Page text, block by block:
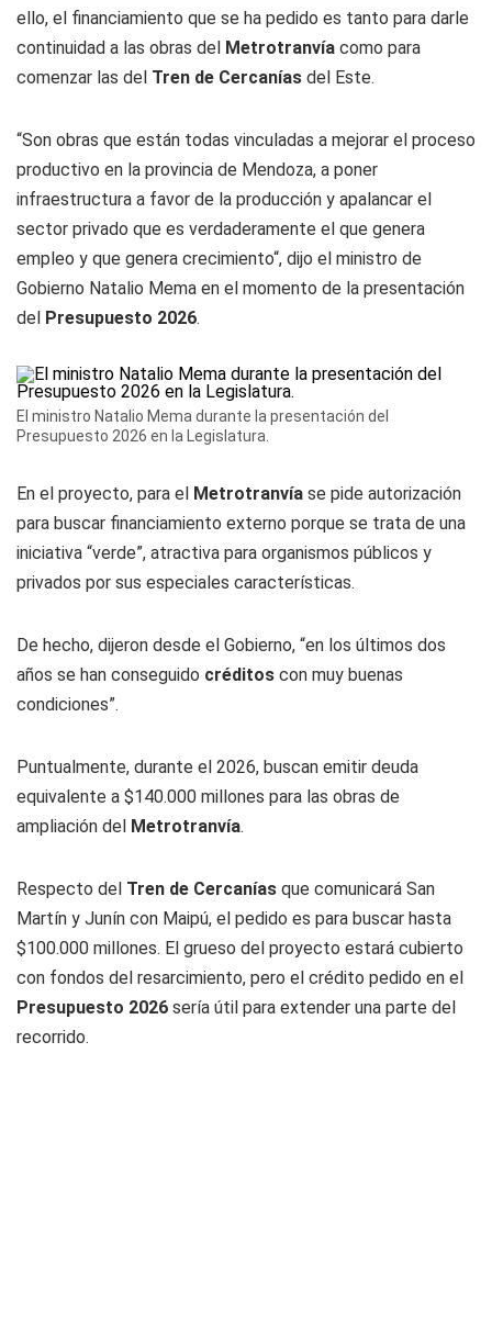
ello, el financiamiento que se ha pedido es tanto para darle
continuidad a las obras del Metrotranvía como para
comenzar las del Tren de Cercanías del Este.
“Son obras que están todas vinculadas a mejorar el proceso
productivo en la provincia de Mendoza, a poner
infraestructura a favor de la producción y apalancar el
sector privado que es verdaderamente el que genera
empleo y que genera crecimiento“, dijo el ministro de
Gobierno Natalio Mema en el momento de la presentación
del Presupuesto 2026.
El ministro Natalio Mema durante la presentación del
Presupuesto 2026 en la Legislatura.
En el proyecto, para el Metrotranvía se pide autorización
para buscar financiamiento externo porque se trata de una
iniciativa “verde”, atractiva para organismos públicos y
privados por sus especiales características.
De hecho, dijeron desde el Gobierno, “en los últimos dos
años se han conseguido créditos con muy buenas
condiciones”.
Puntualmente, durante el 2026, buscan emitir deuda
equivalente a $140.000 millones para las obras de
ampliación del Metrotranvía.
Respecto del Tren de Cercanías que comunicará San
Martín y Junín con Maipú, el pedido es para buscar hasta
$100.000 millones. El grueso del proyecto estará cubierto
con fondos del resarcimiento, pero el crédito pedido en el
Presupuesto 2026 sería útil para extender una parte del
recorrido.